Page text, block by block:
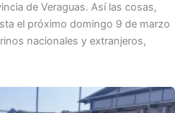
de Veraguas. Así las cosas,
el próximo domingo 9 de marzo
nacionales y extranjeros,